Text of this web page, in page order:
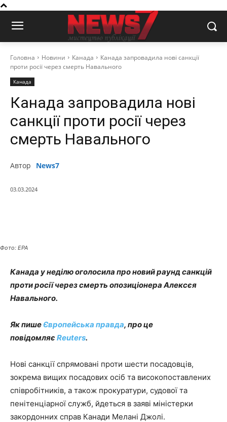
Головна Новини Канада
Канада запровадила нові санкції
проти росії через смерть Навального
Канада
Канада запровадила нові
санкції проти росії через
смерть Навального
Автор News7
03.03.2024
Фото: EPA
Канада у неділю оголосила про новий раунд санкцій
проти росії через смерть опозиціонера Алексєя
Навального.
Як пишеЄвропейська правда, про це
повідомляєReuters.
Нові санкції спрямовані проти шести посадовців,
зокрема вищих посадових осіб та високопоставлених
співробітників, а також прокуратури, судової та
пенітенціарної служб, йдеться в заяві міністерки
закордонних справ Канади Мелані Джолі.